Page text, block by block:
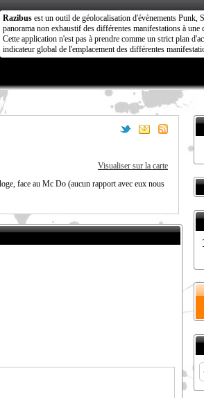
Razibus est un outil de géolocalisation d'évènements Punk,
panorama non exhaustif des différentes manifestations à une
Cette application n'est pas à prendre comme un strict plan
indicateur global de l'emplacement des différentes
Visualiser sur la carte
face au Mc Do (aucun rapport avec eux nous